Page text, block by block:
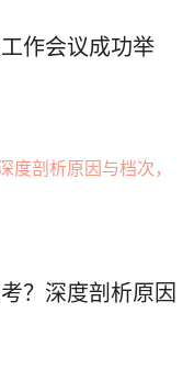
作会议成功举
？深度剖析原因